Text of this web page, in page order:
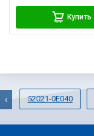
Купить
52021-0E040
‹